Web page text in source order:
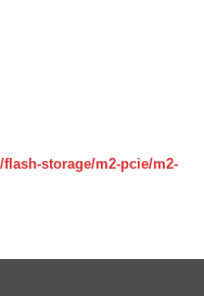
storage/m2-pcie/m2-